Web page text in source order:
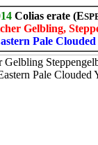
Colias erate (E
Gelbling,
Pale Clouded